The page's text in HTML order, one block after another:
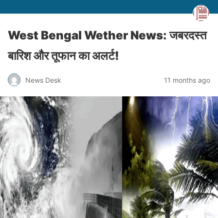
West Bengal Wether News: जबरदस्त
बारिश और तूफान का अलर्ट!
News Desk 11 months ago